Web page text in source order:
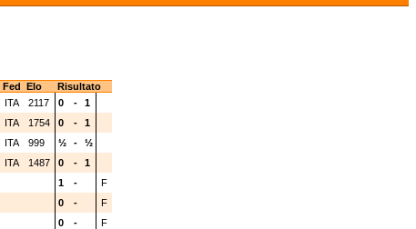
Fed Elo
Risultato
ITA 2117 0 -
1
ITA 1754 0 -
1
ITA 999 ½ -
½
ITA 1487 0 -
1
1 -
F
0 -
F
0 - F